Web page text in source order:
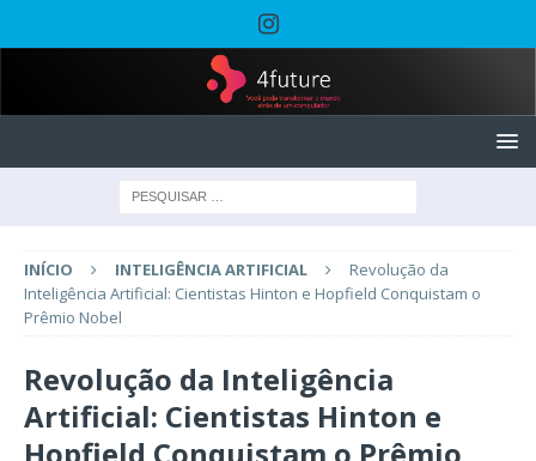
INÍCIO INTELIGÊNCIA ARTIFICIAL
Revolução da
Inteligência Artificial: Cientistas Hinton e Hopfield Conquistam o
Prêmio Nobel
Revolução da Inteligência
Artificial: Cientistas Hinton e
Hopfield Conquistam o Prêmio